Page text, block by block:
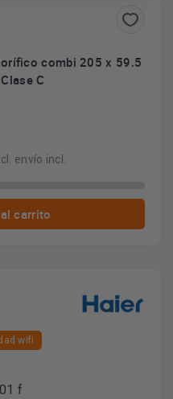
combi 205 x 59.5
C
envío incl.
carrito
wifi